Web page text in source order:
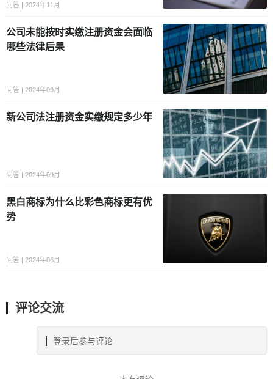
问答 | 2024年11月
公司未能按时实缴注册资金会面临
哪些法律后果
问答 | 2024年09月
新公司法注册资金实缴规定多少年
问答 | 2024年09月
黑白商标为什么比彩色商标更有优
势
问答 | 2024年06月
评论交流
登录后参与评论